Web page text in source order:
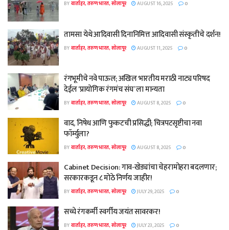
BYवार्ताहर, तरुण भारत, सोलापूर AUGUST 16, 2025 0
तामसा येथे आदिवासी दिनानिमित्त आदिवासी संस्कृतीचे दर्शन!
BYवार्ताहर, तरुण भारत, सोलापूर AUGUST 11, 2025 0
रंगभूमीचे नवे पाऊल; अखिल भारतीय मराठी नाट्य परिषद
देईल ‘प्रायोगिक रंगमंच संघ’ ला मान्यता
BYवार्ताहर, तरुण भारत, सोलापूर AUGUST 8, 2025 0
वाद, निषेध आणि फुकटची प्रसिद्धी; चित्रपटसृष्टीचा नवा
फॉर्म्युला?
BYवार्ताहर, तरुण भारत, सोलापूर AUGUST 8, 2025 0
Cabinet Decision: गाव-खेड्यांचा चेहरामोहरा बदलणार;
सरकारकडून ८ मोठे निर्णय जाहीर!
BYवार्ताहर, तरुण भारत, सोलापूर JULY 29, 2025 0
सच्चे रंगकर्मी स्वर्गीय जयंत सावरकर!
BYवार्ताहर, तरुण भारत, सोलापूर JULY 23, 2025 0